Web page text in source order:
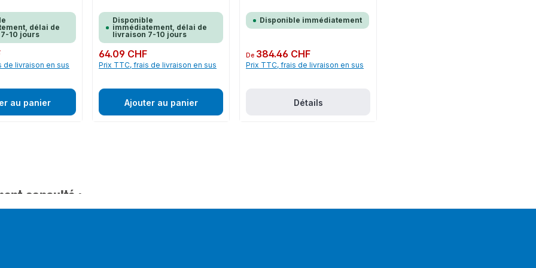
délai de
10 jours
de livraison en sus
au panier
Disponible
immédiatement, délai de
livraison 7-10 jours
Prix régulier :
64.09 CHF
Prix TTC, frais de livraison en sus
Ajouter au panier
Disponible immédiatement
Prix régulier :
De 384.46 CHF
Prix TTC, frais de livraison en sus
Détails
consulté :